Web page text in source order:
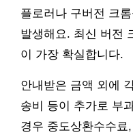
플로러나 구버전 크
발생해요. 최신 버전
이 가장 확실합니다.
안내받은 금액 외에
송비 등이 추가로 부
경우 중도상환수수